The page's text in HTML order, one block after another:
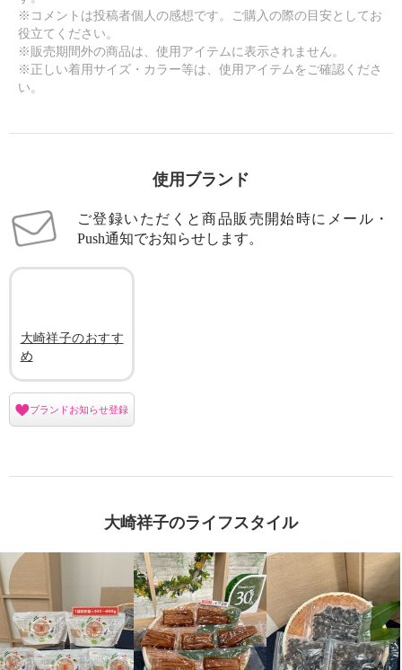
※コメントは投稿者個人の感想です。ご購入の際の目安としてお
役立てください。
※販売期間外の商品は、使用アイテムに表示されません。
※正しい着用サイズ・カラー等は、使用アイテムをご確認くださ
い。
使用ブランド
ご登録いただくと商品販売開始時にメール・
Push通知でお知らせします。
大崎祥子のおすす
め
ブランドお知らせ登録
大崎祥子のライフスタイル